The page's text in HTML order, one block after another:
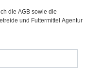
die AGB sowie die
und Futtermittel Agentur